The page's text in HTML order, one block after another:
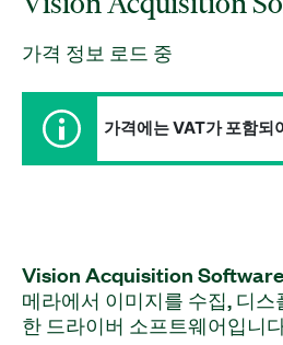
가격 정보 로드 중
가격에는 VAT가 포함되
Vision Acquisition Software
메라에서 이미지를 수집, 디
한 드라이버 소프트웨어입니